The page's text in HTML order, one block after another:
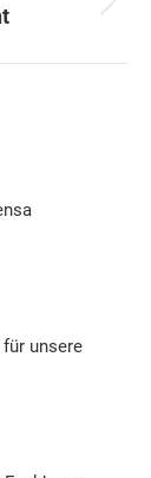
unsere